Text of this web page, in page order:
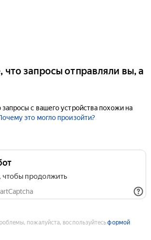
что запросы отправляли вы, а
с вашего устройства похожи на
это могло произойти?
продолжить
пожалуйста, воспользуйтесьформой